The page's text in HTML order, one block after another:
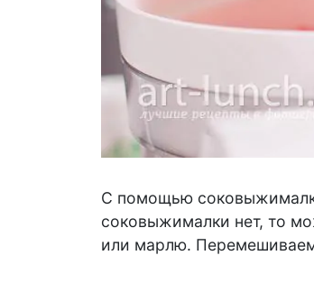
С помощью
соковыжималки нет, то
или марлю.